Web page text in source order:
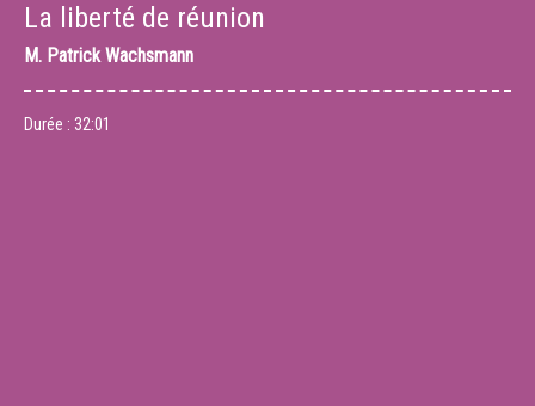
La liberté de réunion
M. Patrick Wachsmann
Durée : 32:01